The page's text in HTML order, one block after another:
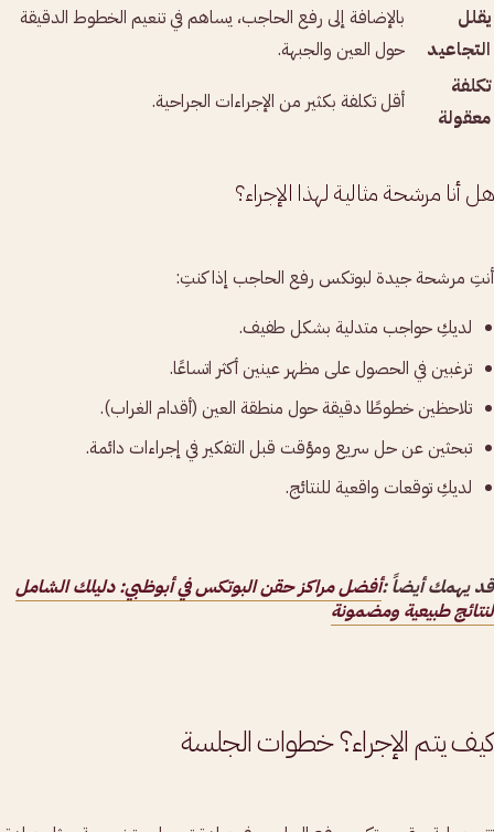
يقلل
التجاعيد
بالإضافة إلى رفع الحاجب، يساهم في تنعيم الخطوط الدقيقة
حول العين والجبهة.
تكلفة
معقولة
أقل تكلفة بكثير من الإجراءات الجراحية.
هل أنا مرشحة مثالية لهذا الإجراء؟
أنتِ مرشحة جيدة لبوتكس رفع الحاجب إذا كنتِ:
لديكِ حواجب متدلية بشكل طفيف.
ترغبين في الحصول على مظهر عينين أكثر اتساعًا.
تلاحظين خطوطًا دقيقة حول منطقة العين (أقدام الغراب).
تبحثين عن حل سريع ومؤقت قبل التفكير في إجراءات دائمة.
لديكِ توقعات واقعية للنتائج.
قد يهمك أيضاً :أفضل مراكز حقن البوتكس في أبوظبي: دليلك الشامل
لنتائج طبيعية ومضمونة
كيف يتم الإجراء؟ خطوات الجلسة